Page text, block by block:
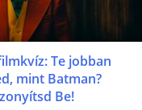
Te jobban
mint Batman?
Be!